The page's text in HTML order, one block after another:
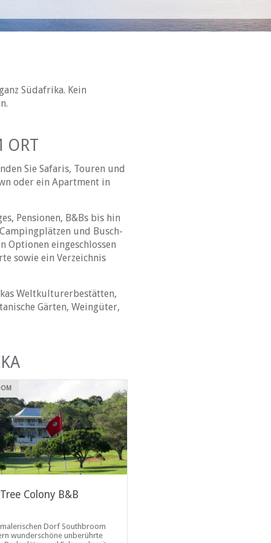
Südafrika. Kein
ORT
Sie Safaris, Touren und
oder ein Apartment in
Pensionen, B&Bs bis hin
und Busch-
Optionen eingeschlossen
sowie ein Verzeichnis
Weltkulturerbestätten,
Gärten, Weingüter,
Colony B&B
Dorf Southbroom
wunderschöne unberührte